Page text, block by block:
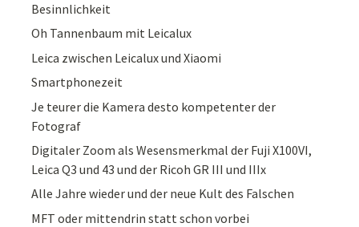
Besinnlichkeit
Oh Tannenbaum mit Leicalux
Leica zwischen Leicalux und Xiaomi
Smartphonezeit
Je teurer die Kamera desto kompetenter der
Fotograf
Digitaler Zoom als Wesensmerkmal der Fuji X100VI,
Leica Q3 und 43 und der Ricoh GR III und IIIx
Alle Jahre wieder und der neue Kult des Falschen
MFT oder mittendrin statt schon vorbei